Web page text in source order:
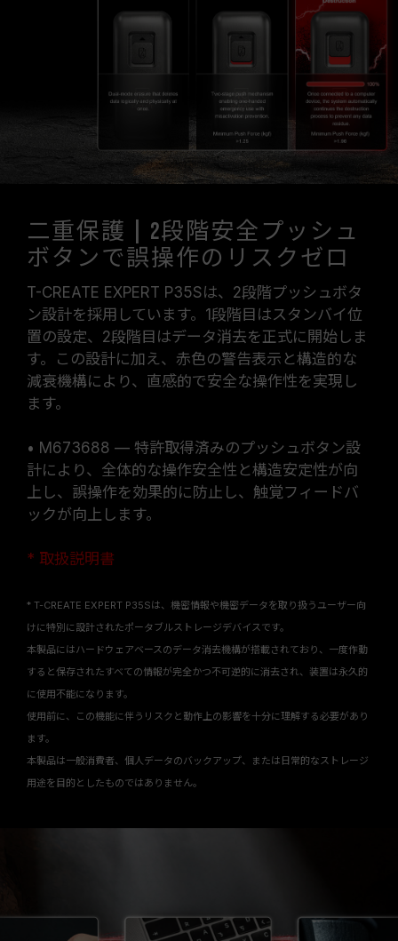
二重保護 | 2段階安全プッシュ
ボタンで誤操作のリスクゼロ
T-CREATE EXPERT P35Sは、2段階プッシュボタ
ン設計を採用しています。1段階目はスタンバイ位
置の設定、2段階目はデータ消去を正式に開始しま
す。この設計に加え、赤色の警告表示と構造的な
減衰機構により、直感的で安全な操作性を実現し
ます。
• M673688 — 特許取得済みのプッシュボタン設
計により、全体的な操作安全性と構造安定性が向
上し、誤操作を効果的に防止し、触覚フィードバ
ックが向上します。
* 取扱説明書
* T-CREATE EXPERT P35Sは、機密情報や機密データを取り扱うユーザー向
けに特別に設計されたポータブルストレージデバイスです。
本製品にはハードウェアベースのデータ消去機構が搭載されており、一度作動
すると保存されたすべての情報が完全かつ不可逆的に消去され、装置は永久的
に使用不能になります。
使用前に、この機能に伴うリスクと動作上の影響を十分に理解する必要があり
ます。
本製品は一般消費者、個人データのバックアップ、または日常的なストレージ
用途を目的としたものではありません。